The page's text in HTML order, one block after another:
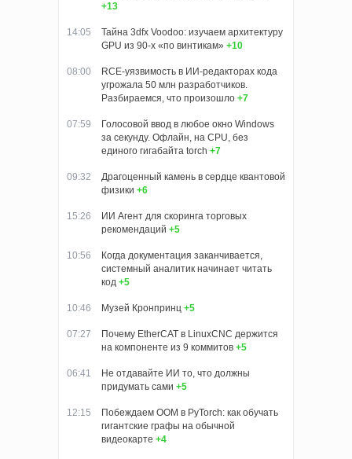
+13
14:05
Тайна 3dfx Voodoo: изучаем архитектуру
GPU из 90-х «по винтикам» +10
08:00
RCE-уязвимость в ИИ-редакторах кода
угрожала 50 млн разработчиков.
Разбираемся, что произошло +7
07:59
Голосовой ввод в любое окно Windows
за секунду. Офлайн, на CPU, без
единого гигабайта torch +7
09:32
Драгоценный камень в сердце квантовой
физики +6
15:26
ИИ Агент для скоринга торговых
рекомендаций +5
10:56
Когда документация заканчивается,
системный аналитик начинает читать
код +5
10:46 Музей Кронпринц +5
07:27
Почему EtherCAT в LinuxCNC держится
на компоненте из 9 коммитов +5
06:41
Не отдавайте ИИ то, что должны
придумать сами +5
12:15
Побеждаем OOM в PyTorch: как обучать
гигантские графы на обычной
видеокарте +4